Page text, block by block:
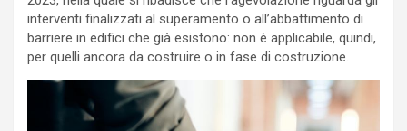
interventi finalizzati al superamento o all’abbattimento di
barriere in edifici che già esistono: non è applicabile, quindi,
per quelli ancora da costruire o in fase di costruzione.